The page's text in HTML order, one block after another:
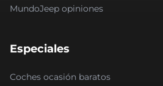
MundoJeep opiniones
Especiales
Coches ocasión baratos